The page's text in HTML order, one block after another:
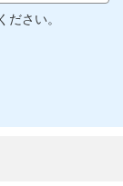
ださい。